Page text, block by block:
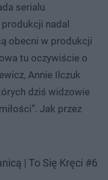
serialu
nadal
obecni w produkcji
tu oczywiście o
Annie Ilczuk
dziś widzowie
Jak przez
| To Się Kręci #6